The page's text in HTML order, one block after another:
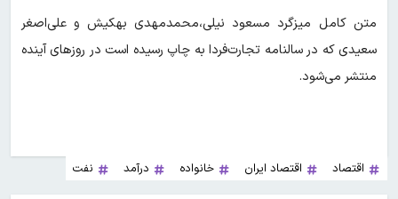
متن کامل میزگرد مسعود نیلی،محمدمهدی بهکیش و علی‌اصغر
سعیدی که در سالنامه تجارت‌فردا به چاپ رسیده است در روزهای آینده
منتشر می‌شود.
اقتصاد اقتصاد ایران خانواده درآمد نفت